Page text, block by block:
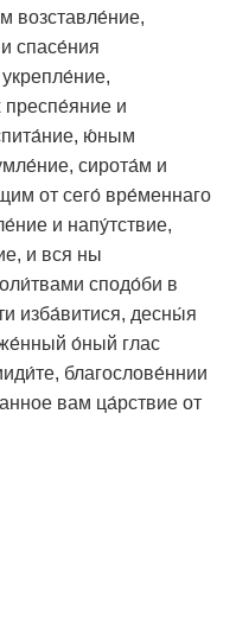
возставле́ние,
спасе́ния
и
ю́ным
сирота́м и
от сего́ вре́меннаго
и напу́тствие,
и вся ны
сподо́би в
изба́витися, десны́я
о́ный глас
благослове́ннии
вам ца́рствие от